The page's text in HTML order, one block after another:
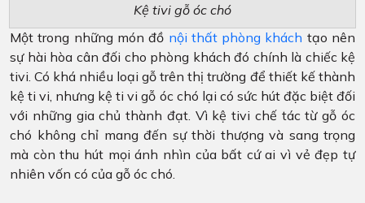
Kệ tivi gỗ óc chó
Một trong những món đồ nội thất phòng khách tạo nên
sự hài hòa cân đối cho phòng khách đó chính là chiếc kệ
tivi. Có khá nhiều loại gỗ trên thị trường để thiết kế thành
kệ ti vi, nhưng kệ ti vi gỗ óc chó lại có sức hút đặc biệt đối
với những gia chủ thành đạt. Vì kệ tivi chế tác từ gỗ óc
chó không chỉ mang đến sự thời thượng và sang trọng
mà còn thu hút mọi ánh nhìn của bất cứ ai vì vẻ đẹp tự
nhiên vốn có của gỗ óc chó.